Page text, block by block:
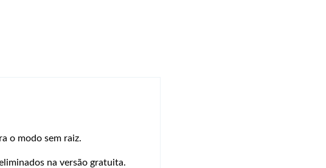
o modo sem raiz.
na versão gratuita.